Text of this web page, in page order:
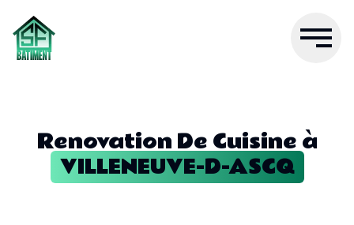
Renovation De Cuisineà
VILLENEUVE-D-ASCQ